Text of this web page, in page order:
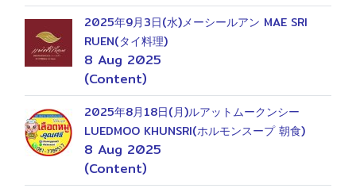
2025年9月3日(水)メーシールアン MAE SRI
RUEN(タイ料理)
8 Aug 2025
(Content)
2025年8月18日(月)ルアットムークンシー
LUEDMOO KHUNSRI(ホルモンスープ 朝食)
8 Aug 2025
(Content)